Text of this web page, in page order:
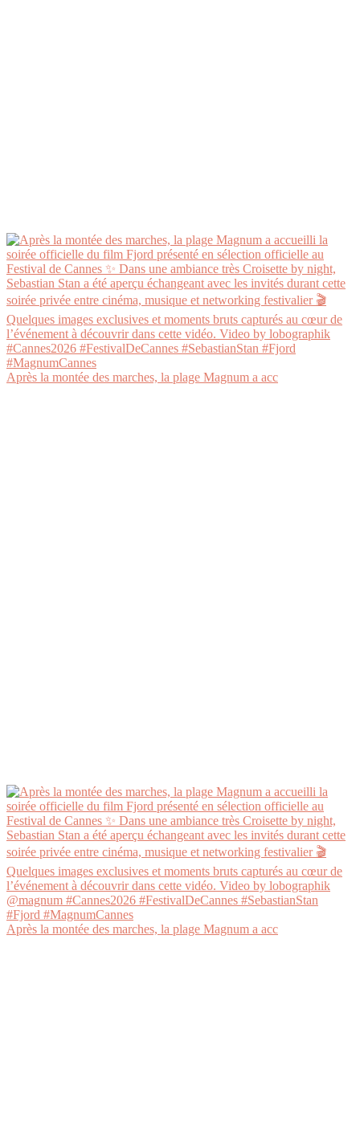
Après la montée des marches, la plage Magnum a acc
Après la montée des marches, la plage Magnum a acc